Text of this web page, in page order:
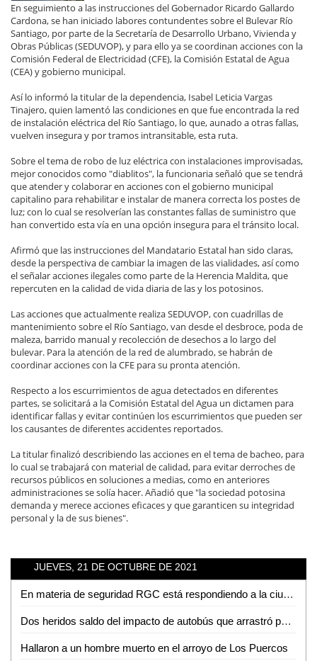
En seguimiento a las instrucciones del Gobernador Ricardo Gallardo
Cardona, se han iniciado labores contundentes sobre el Bulevar Río
Santiago, por parte de la Secretaría de Desarrollo Urbano, Vivienda y
Obras Públicas (SEDUVOP), y para ello ya se coordinan acciones con la
Comisión Federal de Electricidad (CFE), la Comisión Estatal de Agua
(CEA) y gobierno municipal.
Así lo informó la titular de la dependencia, Isabel Leticia Vargas
Tinajero, quien lamentó las condiciones en que fue encontrada la red
de instalación eléctrica del Río Santiago, lo que, aunado a otras fallas,
vuelven insegura y por tramos intransitable, esta ruta.
Sobre el tema de robo de luz eléctrica con instalaciones improvisadas,
mejor conocidos como "diablitos", la funcionaria señaló que se tendrá
que atender y colaborar en acciones con el gobierno municipal
capitalino para rehabilitar e instalar de manera correcta los postes de
luz; con lo cual se resolverían las constantes fallas de suministro que
han convertido esta vía en una opción insegura para el tránsito local.
Afirmó que las instrucciones del Mandatario Estatal han sido claras,
desde la perspectiva de cambiar la imagen de las vialidades, así como
el señalar acciones ilegales como parte de la Herencia Maldita, que
repercuten en la calidad de vida diaria de las y los potosinos.
Las acciones que actualmente realiza SEDUVOP, con cuadrillas de
mantenimiento sobre el Río Santiago, van desde el desbroce, poda de
maleza, barrido manual y recolección de desechos a lo largo del
bulevar. Para la atención de la red de alumbrado, se habrán de
coordinar acciones con la CFE para su pronta atención.
Respecto a los escurrimientos de agua detectados en diferentes
partes, se solicitará a la Comisión Estatal del Agua un dictamen para
identificar fallas y evitar continúen los escurrimientos que pueden ser
los causantes de diferentes accidentes reportados.
La titular finalizó describiendo las acciones en el tema de bacheo, para
lo cual se trabajará con material de calidad, para evitar derroches de
recursos públicos en soluciones a medias, como en anteriores
administraciones se solía hacer. Añadió que "la sociedad potosina
demanda y merece acciones eficaces y que garanticen su integridad
personal y la de sus bienes".
JUEVES, 21 DE OCTUBRE DE 2021
En materia de seguridad RGC está respondiendo a la ciudadanía: Matilde Hernández
Dos heridos saldo del impacto de autobús que arrastró puesto de gorditas
Hallaron a un hombre muerto en el arroyo de Los Puercos